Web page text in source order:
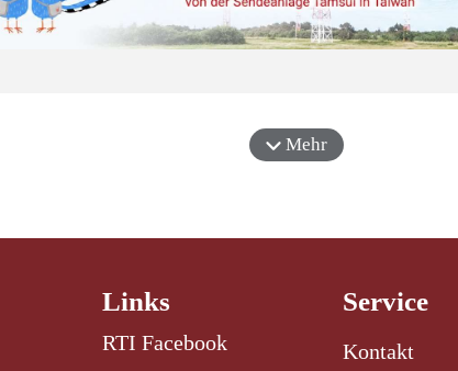
Mehr
Links
RTI Facebook
Service
Kontakt